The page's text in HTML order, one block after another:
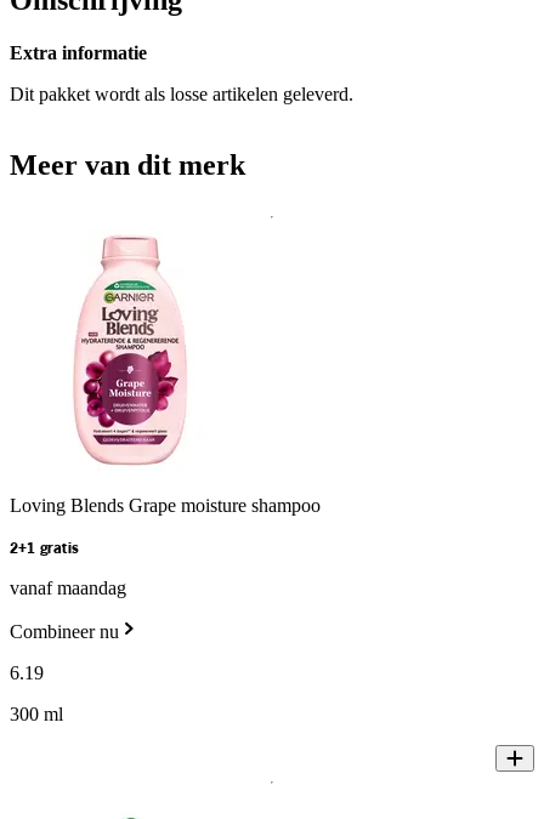
Extra informatie
Dit pakket wordt als losse artikelen geleverd.
Meer van dit merk
Loving Blends Grape moisture shampoo
2+1 gratis
vanaf maandag
Combineer nu
6.19
300 ml